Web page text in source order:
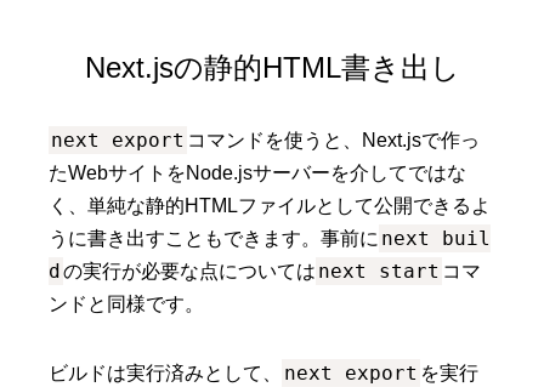
Next.jsの静的HTML書き出し
next export コマンドを使うと、Next.jsで作っ
たWebサイトをNode.jsサーバーを介してではな
く、単純な静的HTMLファイルとして公開できるよ
うに書き出すこともできます。事前に next buil
dの実行が必要な点については next start コマ
ンドと同様です。
ビルドは実行済みとして、 next export を実行